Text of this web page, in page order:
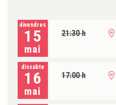
divendres
15
mai
21:30 h
dissabte
16
mai
17:00 h